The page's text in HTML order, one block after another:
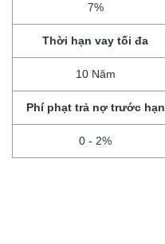
7%
Thời hạn vay tối đa
10 Năm
Phí phạt trả nợ trước hạn
0 - 2%